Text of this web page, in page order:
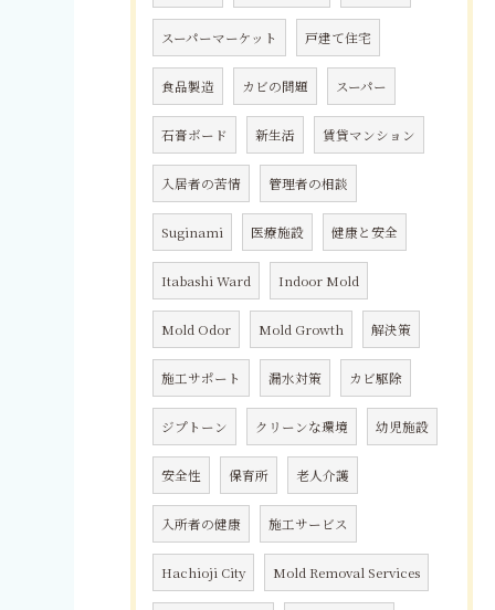
スーパーマーケット 戸建て住宅
食品製造 カビの問題 スーパー
石膏ボード 新生活 賃貸マンション
入居者の苦情 管理者の相談
Suginami 医療施設 健康と安全
Itabashi Ward Indoor Mold
Mold Odor Mold Growth 解決策
施工サポート 漏水対策 カビ駆除
ジプトーン クリーンな環境 幼児施設
安全性 保育所 老人介護
入所者の健康 施工サービス
Hachioji City Mold Removal Services